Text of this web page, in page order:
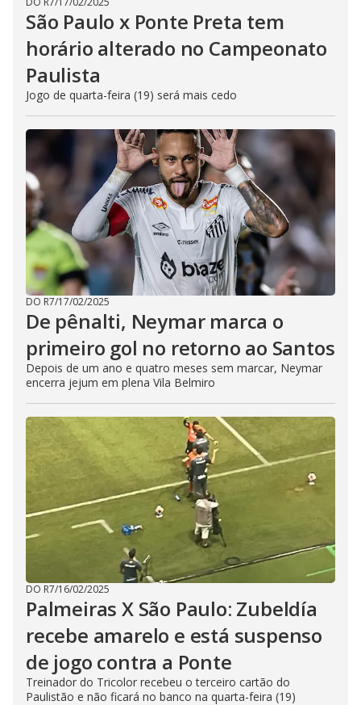
São Paulo x Ponte Preta tem
horário alterado no Campeonato
Paulista
Jogo de quarta-feira (19) será mais cedo
DO R7/17/02/2025
De pênalti, Neymar marca o
primeiro gol no retorno ao Santos
Depois de um ano e quatro meses sem marcar, Neymar
encerra jejum em plena Vila Belmiro
DO R7/16/02/2025
Palmeiras X São Paulo: Zubeldía
recebe amarelo e está suspenso
de jogo contra a Ponte
Treinador do Tricolor recebeu o terceiro cartão do
Paulistão e não ficará no banco na quarta-feira (19)